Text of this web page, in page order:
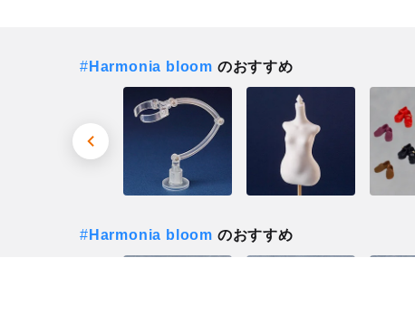
# Harmonia bloom のおすすめ
# Harmonia bloom のおすすめ